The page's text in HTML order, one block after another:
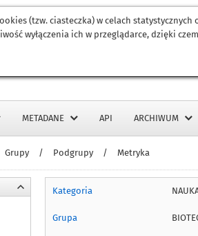
(tzw. ciasteczka) w celach
wyłączenia ich w przeglądarce, dzięki
METADANE API ARCHIWUM
Grupy / Podgrupy / Metryka
Kategoria
Grupa